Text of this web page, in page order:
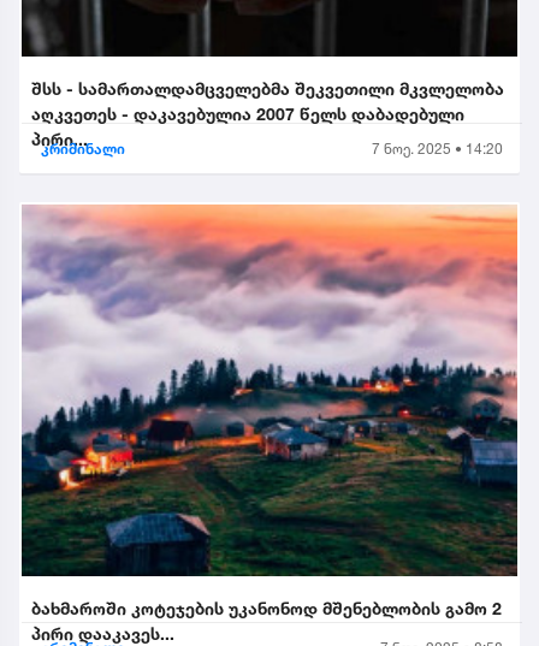
შსს - სამართალდამცველებმა შეკვეთილი მკვლელობა
აღკვეთეს - დაკავებულია 2007 წელს დაბადებული
პირი...
კრიმინალი 7 ნოე. 2025 • 14:20
ბახმაროში კოტეჯების უკანონოდ მშენებლობის გამო 2
პირი დააკავეს...